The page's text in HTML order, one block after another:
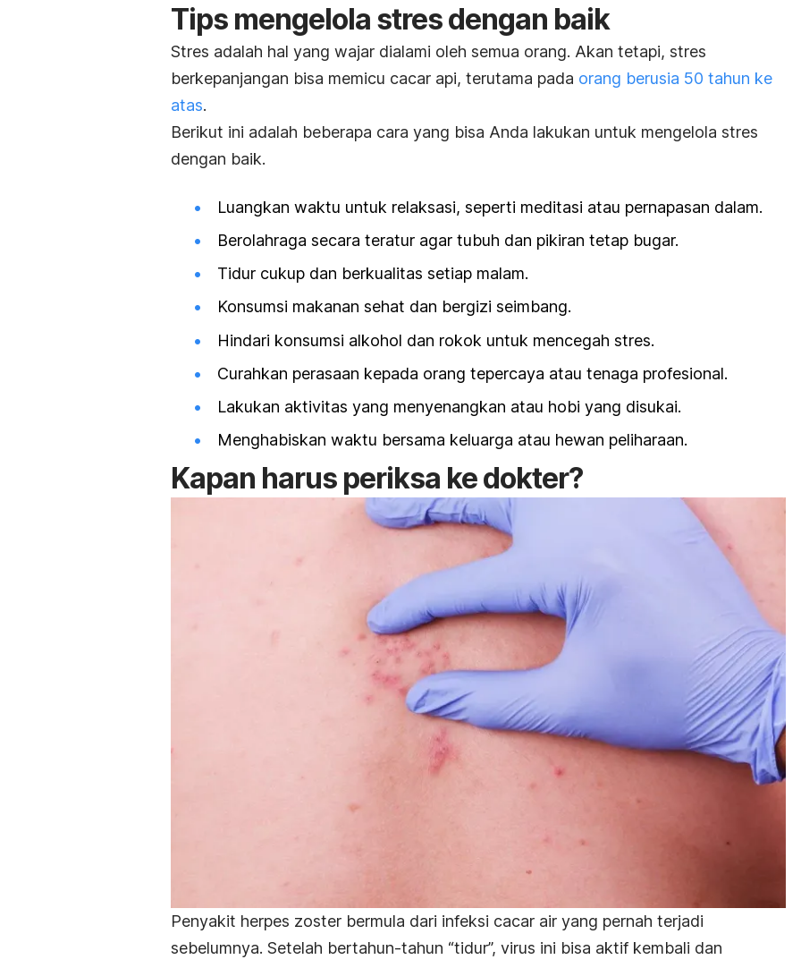
Tips mengelola stres dengan baik
Stres adalah hal yang wajar dialami oleh semua orang. Akan tetapi, stres
berkepanjangan bisa memicu cacar api, terutama pada orang berusia 50 tahun ke
atas.
Berikut ini adalah beberapa cara yang bisa Anda lakukan untuk mengelola stres
dengan baik.
Luangkan waktu untuk relaksasi, seperti meditasi atau pernapasan dalam.
Berolahraga secara teratur agar tubuh dan pikiran tetap bugar.
Tidur cukup dan berkualitas setiap malam.
Konsumsi makanan sehat dan bergizi seimbang.
Hindari konsumsi alkohol dan rokok untuk mencegah stres.
Curahkan perasaan kepada orang tepercaya atau tenaga profesional.
Lakukan aktivitas yang menyenangkan atau hobi yang disukai.
Menghabiskan waktu bersama keluarga atau hewan peliharaan.
Kapan harus periksa ke dokter?
Penyakit herpes zoster bermula dari infeksi cacar air yang pernah terjadi
sebelumnya. Setelah bertahun-tahun “tidur”, virus ini bisa aktif kembali dan